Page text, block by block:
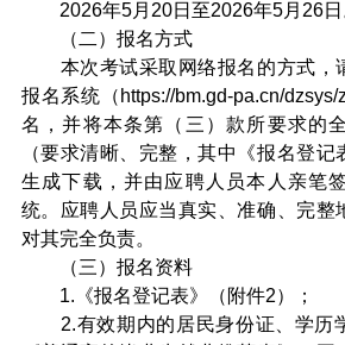
2026年5月20日至2026年5月26日
（二）报名方式
本次考试采取网络报名的方式，
报名系统（https://bm.gd-pa.cn/
名，并将本条第（三）款所要求的
（要求清晰、完整，其中《报名登
生成下载，并由应聘人员本人亲笔
统。应聘人员应当真实、准确、完整
对其完全负责。
（三）报名资料
1.《报名登记表》（附件2）；
2.有效期内的居民身份证、学历